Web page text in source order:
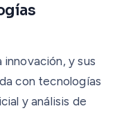
y sus
con tecnologías
y análisis de